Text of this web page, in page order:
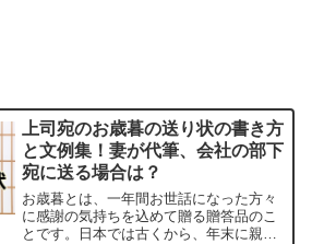
上司宛のお歳暮の送り状の書き方
と文例集！妻が代筆、会社の部下
宛に送る場合は？
お歳暮とは、一年間お世話になった方々
に感謝の気持ちを込めて贈る贈答品のこ
とです。日本では古くから、年末に親族